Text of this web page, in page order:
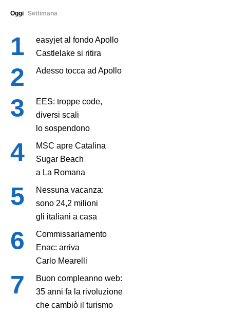
Oggi Settimana
easyjet al fondo Apollo
Castlelake si ritira
Adesso tocca ad Apollo
EES: troppe code,
diversi scali
lo sospendono
MSC apre Catalina
Sugar Beach
a La Romana
Nessuna vacanza:
sono 24,2 milioni
gli italiani a casa
Commissariamento
Enac: arriva
Carlo Mearelli
Buon compleanno web:
35 anni fa la rivoluzione
che cambiò il turismo